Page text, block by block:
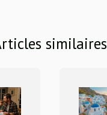
similaires